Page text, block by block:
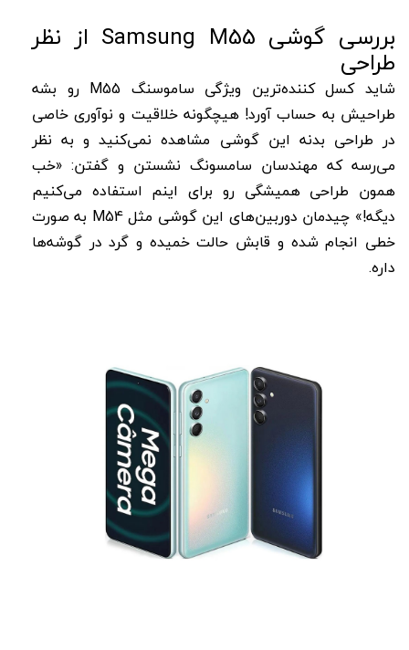
بررسی گوشی Samsung M55 از نظر
طراحی
شاید کسل کننده‌ترین ویژگی ساموسنگ M55 رو بشه
طراحیش به حساب آورد! هیچگونه خلاقیت و نوآوری خاصی
در طراحی بدنه این گوشی مشاهده نمی‌کنید و به نظر
می‌رسه که مهندسان سامسونگ نشستن و گفتن: «خب
همون طراحی همیشگی رو برای اینم استفاده می‌کنیم
دیگه!» چیدمان دوربین‌های این گوشی مثل M54 به صورت
خطی انجام شده و قابش حالت خمیده و گرد در گوشه‌ها
داره.